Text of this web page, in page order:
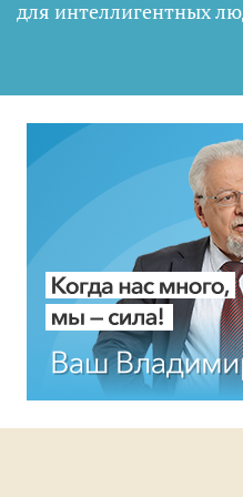
для интеллигентных